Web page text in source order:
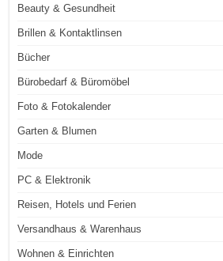
Beauty & Gesundheit
Brillen & Kontaktlinsen
Bücher
Bürobedarf & Büromöbel
Foto & Fotokalender
Garten & Blumen
Mode
PC & Elektronik
Reisen, Hotels und Ferien
Versandhaus & Warenhaus
Wohnen & Einrichten